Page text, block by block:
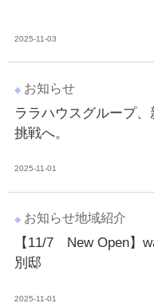
2025-11-03
お知らせ
ララハウスグループ、
挑戦へ。
2025-11-01
お知らせ地域紹介
【11/7 New Open】
別邸
2025-11-01